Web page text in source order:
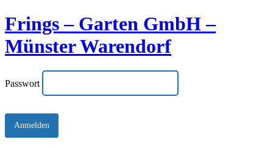
Frings – Garten GmbH –
Münster Warendorf
Passwort